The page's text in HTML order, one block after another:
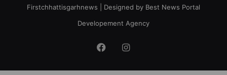
Firstchhattisgarhnews | Designed by Best News Portal
Developement Agency
FacebookInstagram